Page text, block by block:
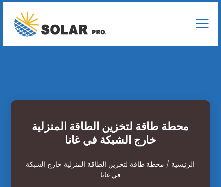
محطة طاقة لتخزين الطاقة المنزلية
خارج الشبكة في غانا
الرئيسية / محطة طاقة لتخزين الطاقة المنزلية خارج الشبكة
في غانا